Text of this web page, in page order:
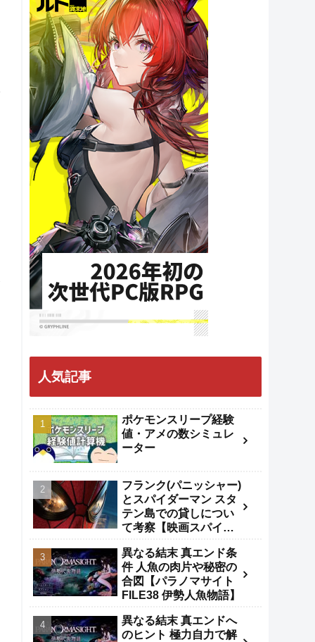
人気記事
ポケモンスリープ経験
値・アメの数シミュレ
ーター
フランク(パニッシャー)
とスパイダーマン スタ
テン島での貸しについ
て考察【映画スパイダ
異なる結末 真エンド条
件 人魚の肉片や秘密の
合図【パラノマサイト
FILE38 伊勢人魚物語】
異なる結末 真エンドへ
のヒント 極力自力で解